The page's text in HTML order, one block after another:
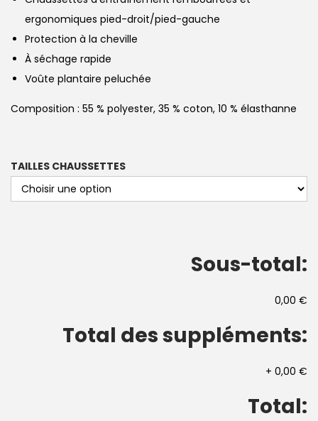
ergonomiques pied-droit/pied-gauche
Protection à la cheville
À séchage rapide
Voûte plantaire peluchée
Composition : 55 % polyester, 35 % coton, 10 % élasthanne
TAILLES CHAUSSETTES
Sous-total:
0,00 €
Total des suppléments:
+ 0,00 €
Total: